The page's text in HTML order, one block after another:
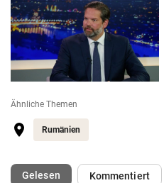
Ähnliche Themen
Rumänien
Gelesen(ausgewählt)Kommentiert